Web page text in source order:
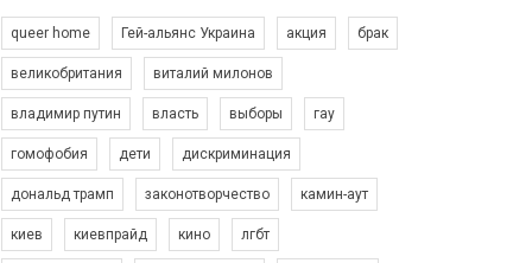
Зупинимо насильство проти ЛГБТ в Україні! Stop violence against LGBT in Ukraine!
Емоційний та вражаючий промо-ролік на
queer home Гей-альянс Украина акция брак
великобритания виталий милонов
владимир путин власть выборы гау
гомофобия дети дискриминация
дональд трамп законотворчество камин-аут
киев киевпрайд кино лгбт